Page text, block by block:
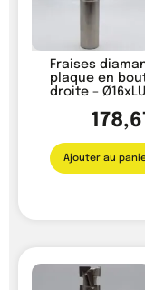
Fraises
plaque en
droite –
Ajouter au